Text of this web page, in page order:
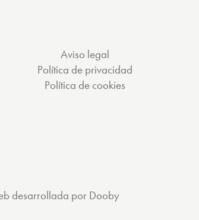
Aviso legal
Política de privacidad
Política de cookies
desarrollada por Dooby